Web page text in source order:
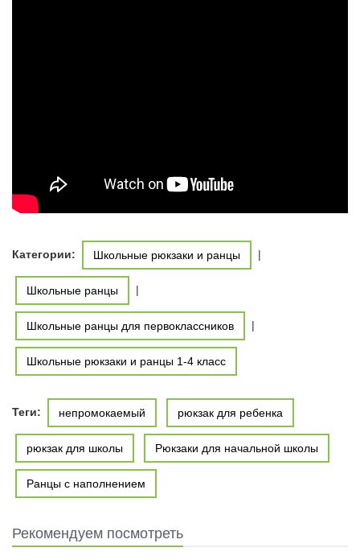
Категории: Школьные рюкзаки и ранцы |
Школьные ранцы |
Школьные ранцы для первоклассников |
Школьные рюкзаки и ранцы 1-4 класс
Теги: непромокаемый рюкзак для ребенка
рюкзак для школы Рюкзаки для начальной школы
Ранцы с наполнением
Рекомендуем посмотреть